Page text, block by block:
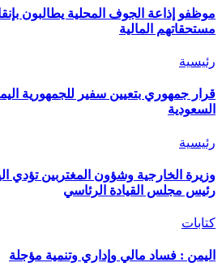
موظفو إذاعة الجوف المحلية يطالبون
مستحقاتهم المالية
رئيسية
قرار جمهوري بتعيين سفير للجمهورية
السعودية
رئيسية
وزيرة الخارجية وشؤون المغتربين تؤدي
رئيس مجلس القيادة الرئاسي
كتابات
اليمن : فساد مالي وإداري وتنمية مؤجلة